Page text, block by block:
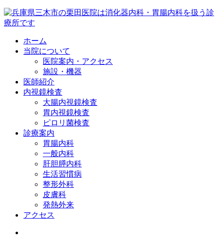
ホーム
当院について
医院案内・アクセス
施設・機器
医師紹介
内視鏡検査
大腸内視鏡検査
胃内視鏡検査
ピロリ菌検査
診療案内
胃腸内科
一般内科
肝胆膵内科
生活習慣病
整形外科
皮膚科
発熱外来
アクセス